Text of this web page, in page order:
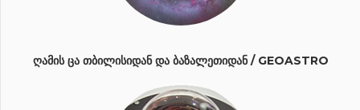
ᲦᲐᲛᲘᲡ ᲪᲐ ᲗᲑᲘᲚᲘᲡᲘᲓᲐᲜ ᲓᲐ ᲑᲐᲖᲐᲚᲔᲗᲘᲓᲐᲜ / GEOASTRO